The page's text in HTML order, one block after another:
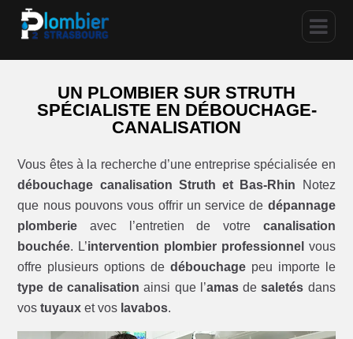
UN PLOMBIER SUR STRUTH
SPÉCIALISTE EN DÉBOUCHAGE-
CANALISATION
Vous êtes à la recherche d’une entreprise spécialisée en
débouchage canalisation Struth et Bas-Rhin Notez
que nous pouvons vous offrir un service de dépannage
plomberie avec l’entretien de votre canalisation
bouchée. L’intervention plombier professionnel vous
offre plusieurs options de débouchagepeu importe le
type de canalisation ainsi que l’amasdesaletés dans
vostuyaux et vos lavabos.